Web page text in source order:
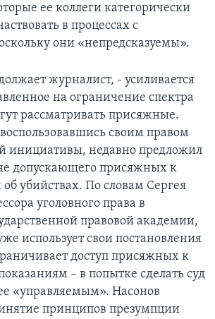
ее коллеги категорически
в процессах с
они «непредсказуемы».
журналист, - усиливается
на ограничение спектра
рассматривать присяжные.
своим правом
инициативы, недавно предложил
допускающего присяжных к
убийствах. По словам Сергея
уголовного права в
правовой академии,
использует свои постановления
доступ присяжных к
– в попытке сделать суд
«управляемым». Насонов
принципов презумпции